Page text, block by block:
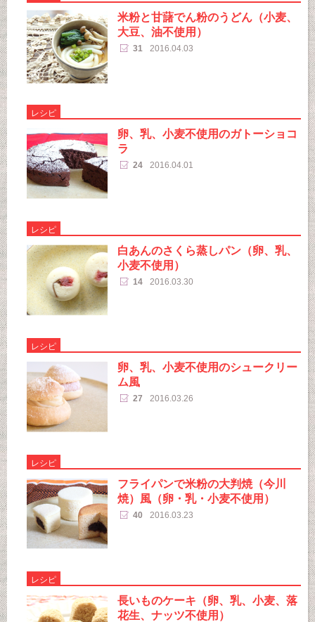
米粉と甘藷でん粉のうどん（小麦、
大豆、油不使用）
31 2016.04.03
レシピ
卵、乳、小麦不使用のガトーショコ
ラ
24 2016.04.01
レシピ
白あんのさくら蒸しパン（卵、乳、
小麦不使用）
14 2016.03.30
レシピ
卵、乳、小麦不使用のシュークリー
ム風
27 2016.03.26
レシピ
フライパンで米粉の大判焼（今川
焼）風（卵・乳・小麦不使用）
40 2016.03.23
レシピ
長いものケーキ（卵、乳、小麦、落
花生、ナッツ不使用）